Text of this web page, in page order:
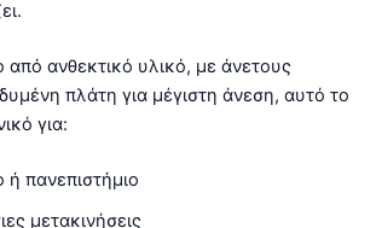
ανθεκτικό υλικό, με άνετους
πλάτη για μέγιστη άνεση, αυτό το
για:
ή πανεπιστήμιο
μετακινήσεις